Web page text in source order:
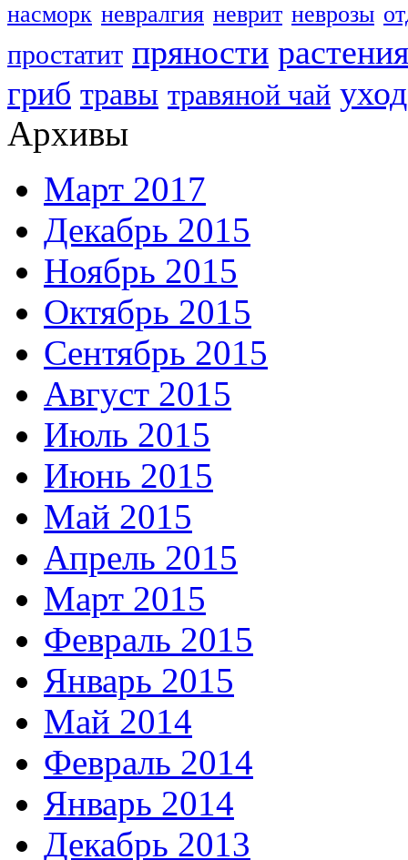
насморк невралгия неврит неврозы
простатит пряности растения
гриб травы травяной чай уход
Архивы
Март 2017
Декабрь 2015
Ноябрь 2015
Октябрь 2015
Сентябрь 2015
Август 2015
Июль 2015
Июнь 2015
Май 2015
Апрель 2015
Март 2015
Февраль 2015
Январь 2015
Май 2014
Февраль 2014
Январь 2014
Декабрь 2013